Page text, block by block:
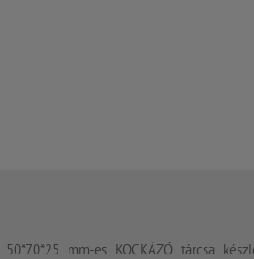
50*70*25 mm-es KOCKÁZÓ tárcsa